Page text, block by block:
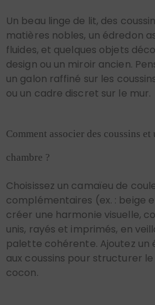
Un beau linge de lit, des
matières nobles, un édredon
fluides, et quelques objets
design ou un miroir ancien.
un galon raffiné sur les
ou un cadre discret sur le mur.
Comment associer des coussins et
chambre ?
Choisissez un camaïeu de
complémentaires (ex. : beige
créer une harmonie visuelle,
unis, rayés et imprimés, en
palette cohérente. Ajoutez un
aux coussins pour structurer
cocon.